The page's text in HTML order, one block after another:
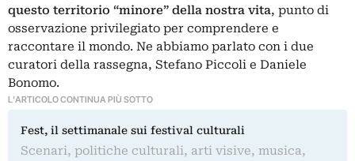
questo territorio “minore” della nostra vita, punto di
osservazione privilegiato per comprendere e
raccontare il mondo. Ne abbiamo parlato con i due
curatori della rassegna, Stefano Piccoli e Daniele
Bonomo.
L'ARTICOLO CONTINUA PIÙ SOTTO
Fest, il settimanale sui festival culturali
Scenari, politiche culturali, arti visive, musica,